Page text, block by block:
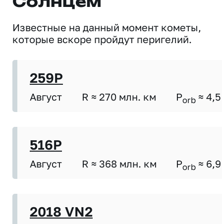
Известные на данный момент кометы,
которые вскоре пройдут перигелий.
259P
Август R ≈ 270 млн. км Porb ≈ 4,5
516P
Август R ≈ 368 млн. км Porb ≈ 6,9
2018 VN2